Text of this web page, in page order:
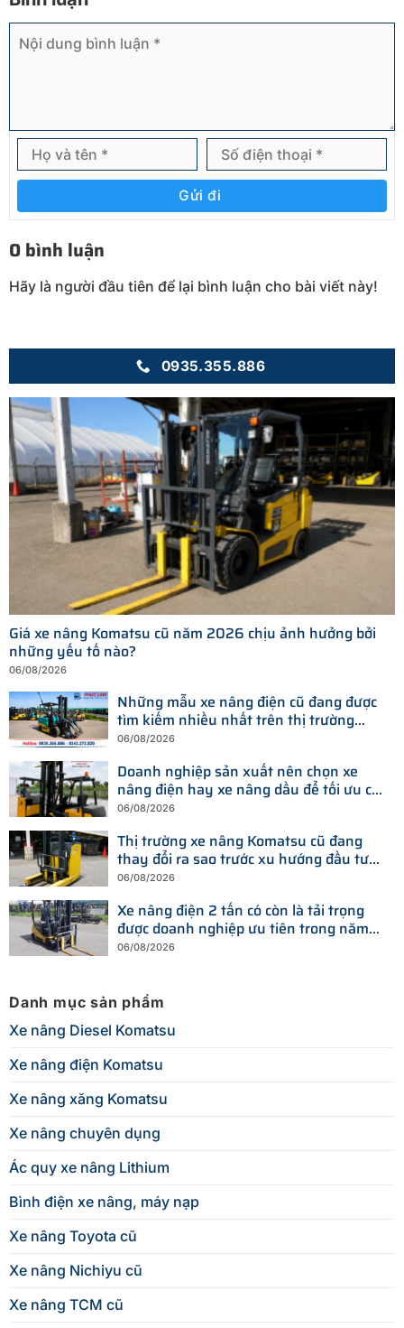
Gửi đi
0 bình luận
Hãy là người đầu tiên để lại bình luận cho bài viết này!
0935.355.886
Giá xe nâng Komatsu cũ năm 2026 chịu ảnh hưởng bởi
những yếu tố nào?
06/08/2026
Những mẫu xe nâng điện cũ đang được
tìm kiếm nhiều nhất trên thị trường
hiện nay
06/08/2026
Doanh nghiệp sản xuất nên chọn xe
nâng điện hay xe nâng dầu để tối ưu chi
phí?
06/08/2026
Thị trường xe nâng Komatsu cũ đang
thay đổi ra sao trước xu hướng đầu tư
thiết bị mới?
06/08/2026
Xe nâng điện 2 tấn có còn là tải trọng
được doanh nghiệp ưu tiên trong năm
2026?
06/08/2026
Danh mục sản phẩm
Xe nâng Diesel Komatsu
Xe nâng điện Komatsu
Xe nâng xăng Komatsu
Xe nâng chuyên dụng
Ác quy xe nâng Lithium
Bình điện xe nâng, máy nạp
Xe nâng Toyota cũ
Xe nâng Nichiyu cũ
Xe nâng TCM cũ